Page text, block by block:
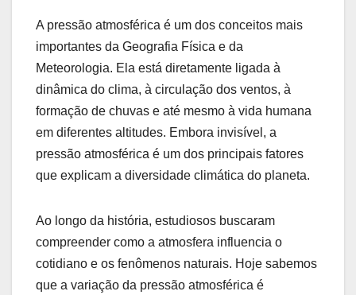
A pressão atmosférica é um dos conceitos mais
importantes da Geografia Física e da
Meteorologia. Ela está diretamente ligada à
dinâmica do clima, à circulação dos ventos, à
formação de chuvas e até mesmo à vida humana
em diferentes altitudes. Embora invisível, a
pressão atmosférica é um dos principais fatores
que explicam a diversidade climática do planeta.
Ao longo da história, estudiosos buscaram
compreender como a atmosfera influencia o
cotidiano e os fenômenos naturais. Hoje sabemos
que a variação da pressão atmosférica é